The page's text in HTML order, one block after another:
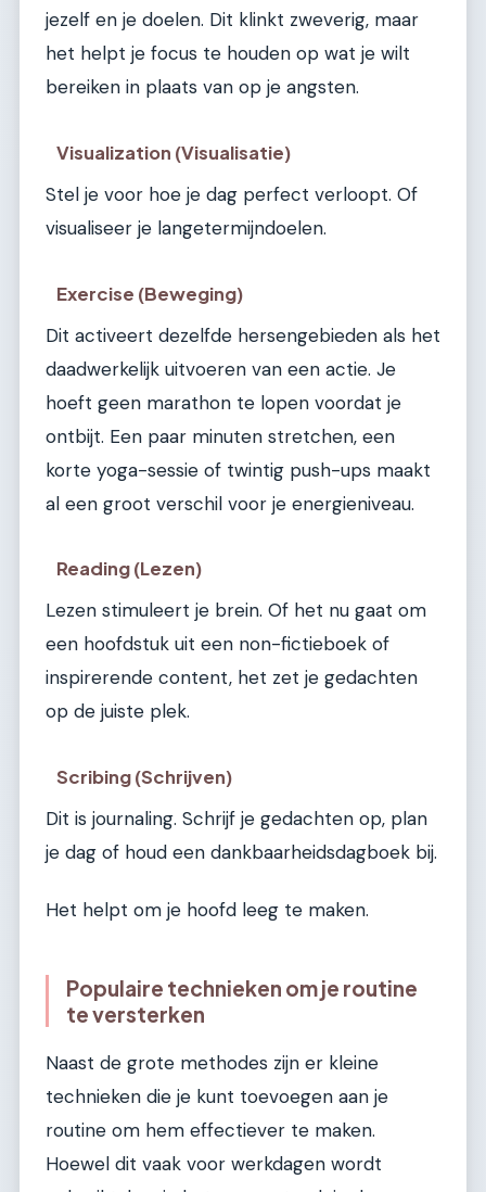
jezelf en je doelen. Dit klinkt zweverig, maar
het helpt je focus te houden op wat je wilt
bereiken in plaats van op je angsten.
Visualization (Visualisatie)
Stel je voor hoe je dag perfect verloopt. Of
visualiseer je langetermijndoelen.
Exercise (Beweging)
Dit activeert dezelfde hersengebieden als het
daadwerkelijk uitvoeren van een actie. Je
hoeft geen marathon te lopen voordat je
ontbijt. Een paar minuten stretchen, een
korte yoga-sessie of twintig push-ups maakt
al een groot verschil voor je energieniveau.
Reading (Lezen)
Lezen stimuleert je brein. Of het nu gaat om
een hoofdstuk uit een non-fictieboek of
inspirerende content, het zet je gedachten
op de juiste plek.
Scribing (Schrijven)
Dit is journaling. Schrijf je gedachten op, plan
je dag of houd een dankbaarheidsdagboek bij.
Het helpt om je hoofd leeg te maken.
Populaire technieken om je routine
te versterken
Naast de grote methodes zijn er kleine
technieken die je kunt toevoegen aan je
routine om hem effectiever te maken.
Hoewel dit vaak voor werkdagen wordt